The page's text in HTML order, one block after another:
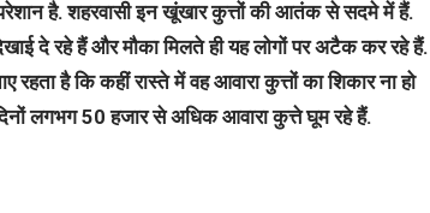
है. शहरवासी इन खूंखार कुत्तों की आतंक से सदमे में हैं.
दे रहे हैं और मौका मिलते ही यह लोगों पर अटैक कर रहे हैं.
है कि कहीं रास्ते में वह आवारा कुत्तों का शिकार ना हो
लगभग 50 हजार से अधिक आवारा कुत्ते घूम रहे हैं.